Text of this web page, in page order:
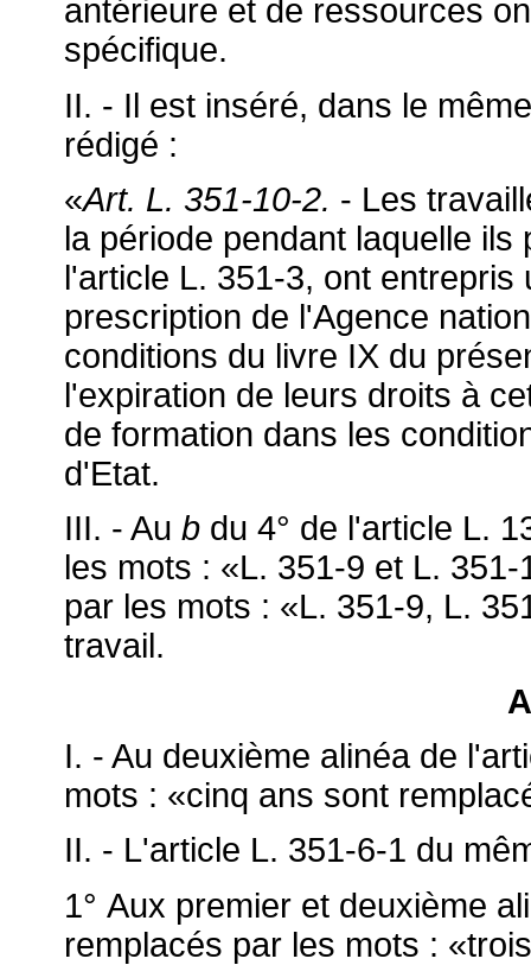
antérieure et de ressources
spécifique.
II. - Il est inséré, dans le
rédigé :
«Art. L. 351-10-2. - Les
la période pendant laquelle
l'article L. 351-3, ont
prescription de l'Agence
conditions du livre IX du
l'expiration de leurs droits à
de formation dans les
d'Etat.
III. - Au b du 4° de l'article L.
les mots : «L. 351-9 et L.
par les mots : «L. 351-9, L.
travail.
I. - Au deuxième alinéa de
mots : «cinq ans sont
II. - L'article L. 351-6-1 du
1° Aux premier et deuxième
remplacés par les mots :